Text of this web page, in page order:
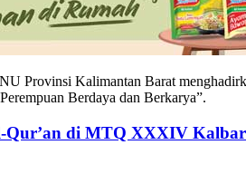
Provinsi Kalimantan Barat
Berdaya dan Berkarya”.
Qur’an di MTQ XXXIV Kalbar